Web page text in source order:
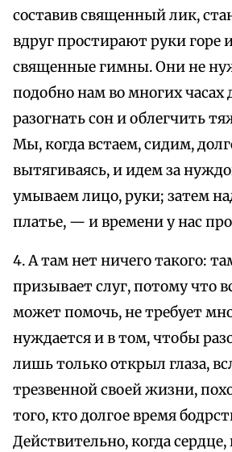
составив священный лик,
вдруг простирают руки горе
священные гимны. Они не
подобно нам во многих часах
разогнать сон и облегчить
Мы, когда встаем, сидим,
вытягиваясь, и идем за
умываем лицо, руки; затем
платье, — и времени у нас
4. А там нет ничего такого:
призывает слуг, потому что
может помочь, не требует
нуждается и в том, чтобы
лишь только открыл глаза,
трезвенной своей жизни,
того, кто долгое время
Действительно, когда сердце,